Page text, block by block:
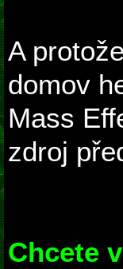
A
domov
Mass
zdroj
Chcete